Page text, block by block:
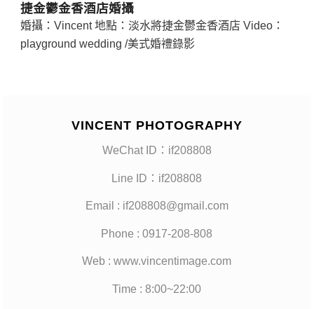
捷金鬱金香酒店婚攝
婚攝：Vincent 地點：淡水將捷金鬱金香酒店 Video：
playground wedding /美式婚禮錄影
VINCENT PHOTOGRAPHY
WeChat ID：if208808
Line ID：if208808
Email : if208808@gmail.com
Phone : 0917-208-808
Web : www.vincentimage.com
Time : 8:00~22:00